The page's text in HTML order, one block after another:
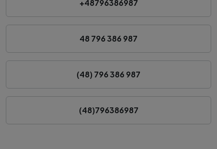
+48796386987
48 796 386 987
(48) 796 386 987
(48)796386987